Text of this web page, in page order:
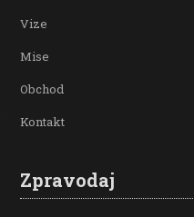
Vize
Mise
Obchod
Kontakt
Zpravodaj